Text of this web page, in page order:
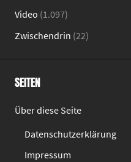
Video (1.097)
Zwischendrin (22)
SEITEN
Über diese Seite
Datenschutzerklärung
Impressum